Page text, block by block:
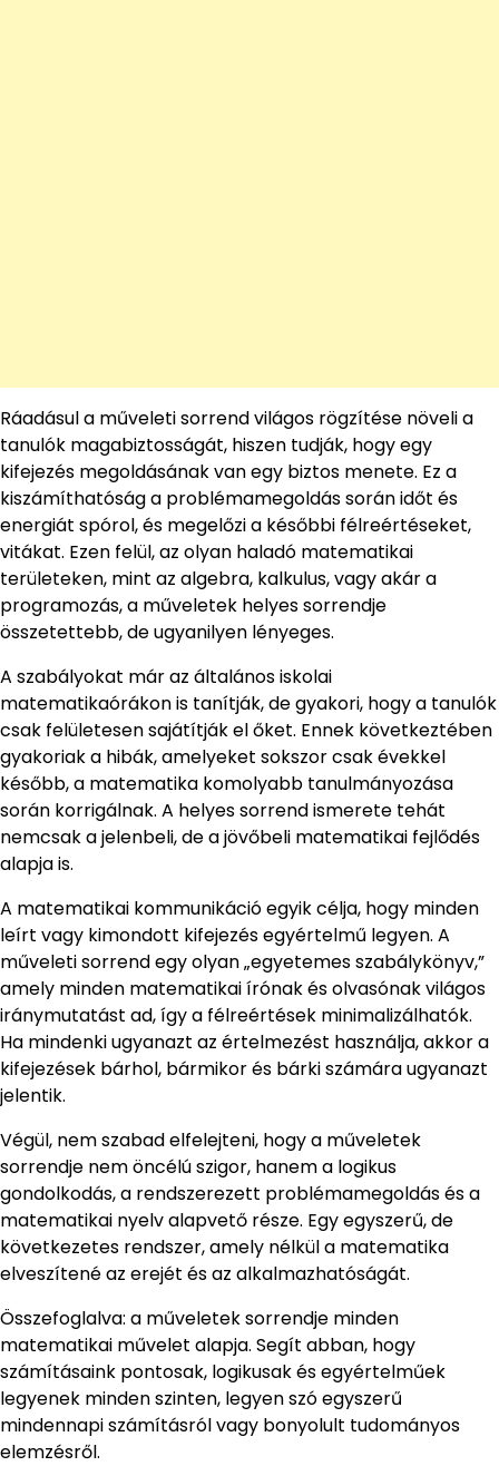
Ráadásul a műveleti sorrend világos rögzítése növeli a
tanulók magabiztosságát, hiszen tudják, hogy egy
kifejezés megoldásának van egy biztos menete. Ez a
kiszámíthatóság a problémamegoldás során időt és
energiát spórol, és megelőzi a későbbi félreértéseket,
vitákat. Ezen felül, az olyan haladó matematikai
területeken, mint az algebra, kalkulus, vagy akár a
programozás, a műveletek helyes sorrendje
összetettebb, de ugyanilyen lényeges.
A szabályokat már az általános iskolai
matematikaórákon is tanítják, de gyakori, hogy a tanulók
csak felületesen sajátítják el őket. Ennek következtében
gyakoriak a hibák, amelyeket sokszor csak évekkel
később, a matematika komolyabb tanulmányozása
során korrigálnak. A helyes sorrend ismerete tehát
nemcsak a jelenbeli, de a jövőbeli matematikai fejlődés
alapja is.
A matematikai kommunikáció egyik célja, hogy minden
leírt vagy kimondott kifejezés egyértelmű legyen. A
műveleti sorrend egy olyan „egyetemes szabálykönyv,”
amely minden matematikai írónak és olvasónak világos
iránymutatást ad, így a félreértések minimalizálhatók.
Ha mindenki ugyanazt az értelmezést használja, akkor a
kifejezések bárhol, bármikor és bárki számára ugyanazt
jelentik.
Végül, nem szabad elfelejteni, hogy a műveletek
sorrendje nem öncélú szigor, hanem a logikus
gondolkodás, a rendszerezett problémamegoldás és a
matematikai nyelv alapvető része. Egy egyszerű, de
következetes rendszer, amely nélkül a matematika
elveszítené az erejét és az alkalmazhatóságát.
Összefoglalva: a műveletek sorrendje minden
matematikai művelet alapja. Segít abban, hogy
számításaink pontosak, logikusak és egyértelműek
legyenek minden szinten, legyen szó egyszerű
mindennapi számításról vagy bonyolult tudományos
elemzésről.